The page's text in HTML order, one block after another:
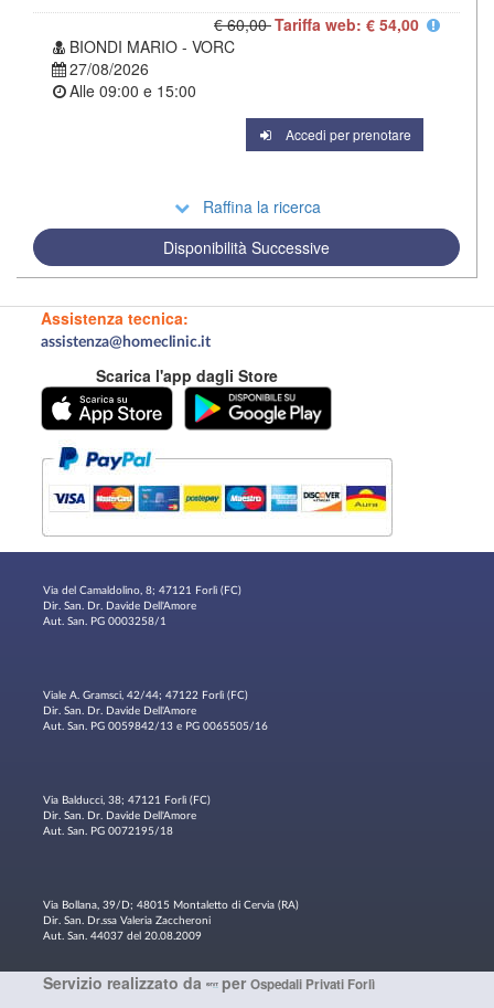
€ 60,00Tariffa web: € 54,00
BIONDI MARIO - VORC
27/08/2026
Alle 09:00 e 15:00
Accedi per prenotare
Raffina la ricerca
Disponibilità Successive
Assistenza tecnica:
assistenza@homeclinic.it
Scarica l'app dagli Store
Via del Camaldolino, 8; 47121 Forlì (FC)
Dir. San. Dr. Davide Dell'Amore
Aut. San. PG 0003258/1
Viale A. Gramsci, 42/44; 47122 Forlì (FC)
Dir. San. Dr. Davide Dell'Amore
Aut. San. PG 0059842/13 e PG 0065505/16
Via Balducci, 38; 47121 Forlì (FC)
Dir. San. Dr. Davide Dell'Amore
Aut. San. PG 0072195/18
Via Bollana, 39/D; 48015 Montaletto di Cervia (RA)
Dir. San. Dr.ssa Valeria Zaccheroni
Aut. San. 44037 del 20.08.2009
Servizio realizzato da per Ospedali Privati Forlì